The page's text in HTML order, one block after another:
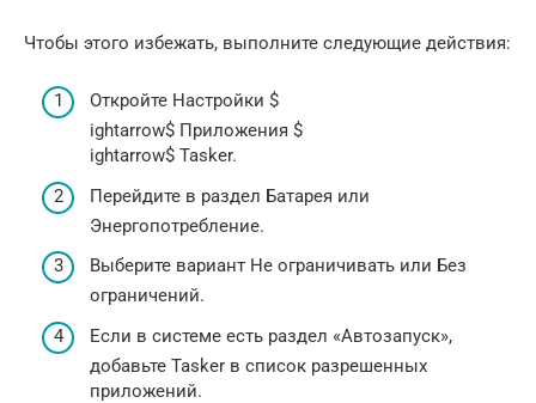
Чтобы этого избежать, выполните следующие действия:
Откройте Настройки $
ightarrow$ Приложения $
ightarrow$ Tasker.
Перейдите в раздел Батарея или
Энергопотребление.
Выберите вариант Не ограничивать или Без
ограничений.
Если в системе есть раздел «Автозапуск»,
добавьте Tasker в список разрешенных
приложений.